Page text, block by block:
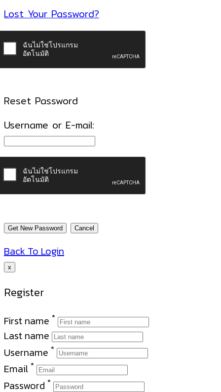
Lost Your Password?
Reset Password
Username or E-mail:
Back To Login
x
Register
First name *
Last name
Username *
Email *
Password *